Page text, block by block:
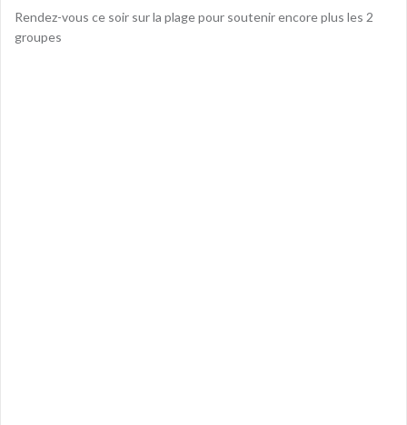
Rendez-vous ce soir sur la plage pour soutenir encore plus les 2
groupes